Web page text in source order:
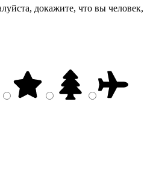
докажите, что вы человек,